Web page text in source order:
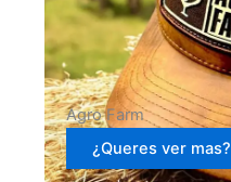
Agro Farm
¿Queres ver mas?